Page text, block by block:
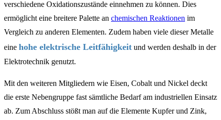
verschiedene Oxidationszustände einnehmen zu können. Dies
ermöglicht eine breitere Palette an chemischen Reaktionen im
Vergleich zu anderen Elementen. Zudem haben viele dieser Metalle
eine hohe elektrische Leitfähigkeit und werden deshalb in der
Elektrotechnik genutzt.
Mit den weiteren Mitgliedern wie Eisen, Cobalt und Nickel deckt
die erste Nebengruppe fast sämtliche Bedarf am industriellen Einsatz
ab. Zum Abschluss stößt man auf die Elemente Kupfer und Zink,